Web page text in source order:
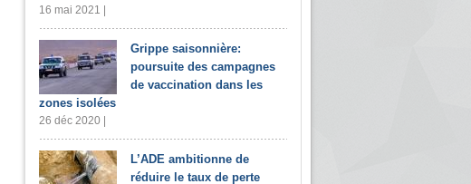
16 mai 2021 |
Grippe saisonnière:
poursuite des campagnes
de vaccination dans les
zones isolées
26 déc 2020 |
L’ADE ambitionne de
réduire le taux de perte